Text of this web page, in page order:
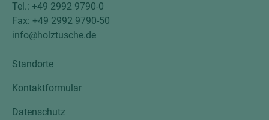
Tel.: +49 2992 9790-0
Fax: +49 2992 9790-50
info@holztusche.de
Standorte
Kontaktformular
Datenschutz